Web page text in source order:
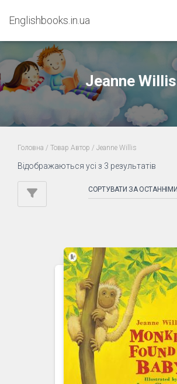
Englishbooks.in.ua
Jeanne Willis
Головна / Товар Автор / Jeanne Willis
Відображаються усі з 3 результатів
latest